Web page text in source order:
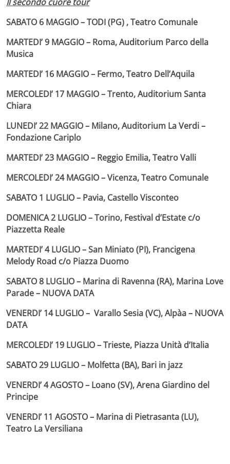
SABATO 6 MAGGIO – TODI (PG) , Teatro Comunale
MARTEDI’ 9 MAGGIO – Roma, Auditorium Parco della
Musica
MARTEDI’ 16 MAGGIO – Fermo, Teatro Dell’Aquila
MERCOLEDI’ 17 MAGGIO – Trento, Auditorium Santa
Chiara
LUNEDI’ 22 MAGGIO – Milano, Auditorium La Verdi –
Fondazione Cariplo
MARTEDI’ 23 MAGGIO – Reggio Emilia, Teatro Valli
MERCOLEDI’ 24 MAGGIO – Vicenza, Teatro Comunale
SABATO 1 LUGLIO – Pavia, Castello Visconteo
DOMENICA 2 LUGLIO – Torino, Festival d’Estate c/o
Piazzetta Reale
MARTEDI’ 4 LUGLIO – San Miniato (PI), Francigena
Melody Road c/o Piazza Duomo
SABATO 8 LUGLIO – Marina di Ravenna (RA), Marina Love
Parade – NUOVA DATA
VENERDI’ 14 LUGLIO – Varallo Sesia (VC), Alpàa – NUOVA
DATA
MERCOLEDI’ 19 LUGLIO – Trieste, Piazza Unità d’Italia
SABATO 29 LUGLIO – Molfetta (BA), Bari in jazz
VENERDI’ 4 AGOSTO – Loano (SV), Arena Giardino del
Principe
VENERDI’ 11 AGOSTO – Marina di Pietrasanta (LU),
Teatro La Versiliana